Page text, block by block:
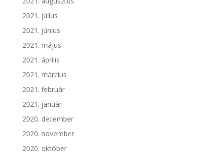
2021. július
2021. június
2021. május
2021. április
2021. március
2021. február
2021. január
2020. december
2020. november
2020. október